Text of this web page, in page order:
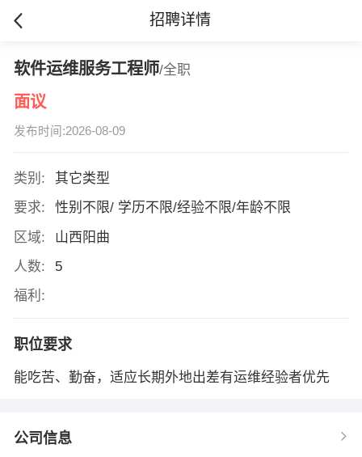
招聘详情
软件运维服务工程师/全职
面议
发布时间:2026-08-09
类别:
其它类型
要求:
性别不限/ 学历不限/经验不限/年龄不限
区域:
山西阳曲
人数:
5
福利:
职位要求
能吃苦、勤奋，适应长期外地出差有运维经验者优先
公司信息